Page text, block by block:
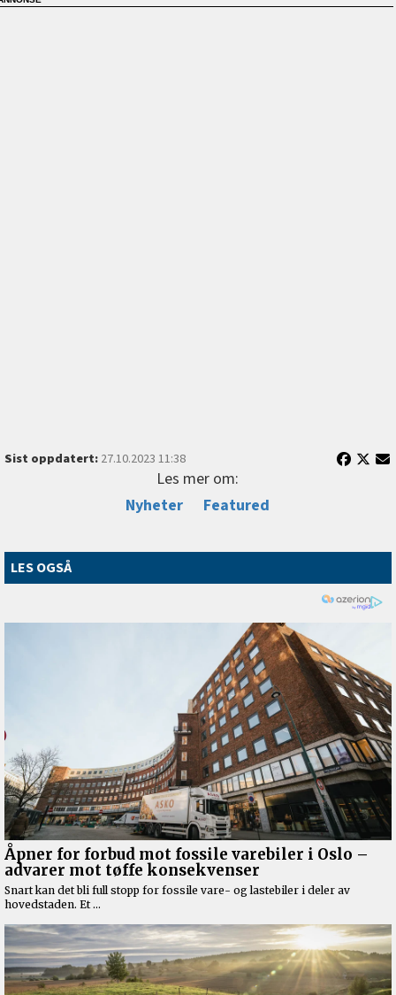
Sist oppdatert:27.10.2023 11:38
Les mer om:
Nyheter
Featured
LES OGSÅ